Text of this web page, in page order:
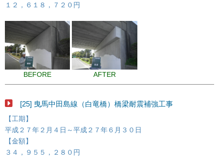
１２，６１８，７２０円
BEFORE AFTER
[25] 曳馬中田島線（白竜橋）橋梁耐震補強工事
【工期】
平成２７年２月４日～平成２７年６月３０日
【金額】
３４，９５５，２８０円